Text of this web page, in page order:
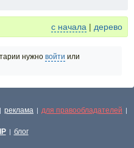
с начала | дерево
нужно войти или
| реклама | для правообладателей |
| блог